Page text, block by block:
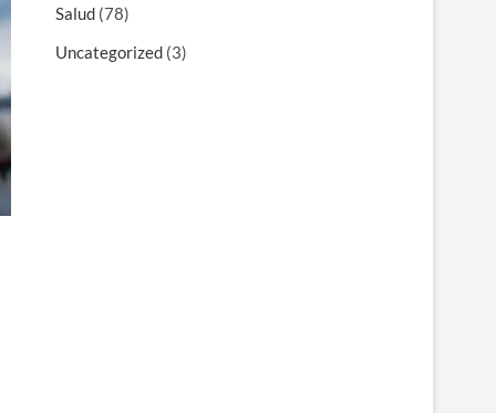
Salud (78)
Uncategorized (3)